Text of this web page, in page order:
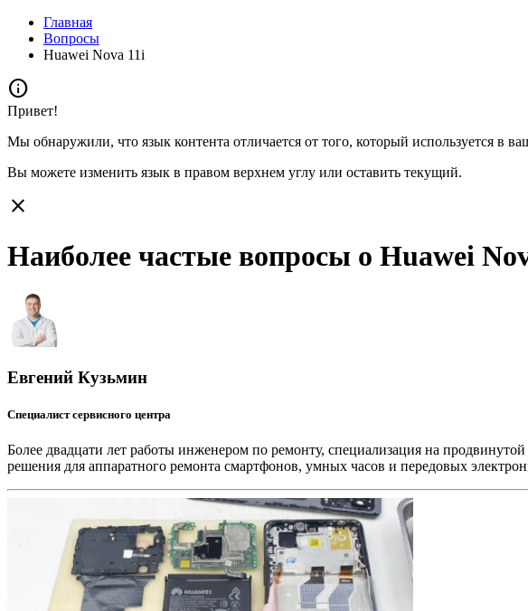
Главная
Вопросы
Huawei Nova 11i
info
Привет!
Мы обнаружили, что язык контента отличается от того, который используется в
Вы можете изменить язык в правом верхнем углу или оставить текущий.
close
Наиболее частые вопросы о Huawei
Евгений Кузьмин
Специалист сервисного центра
Более двадцати лет работы инженером по ремонту, специализация на
решения для аппаратного ремонта смартфонов, умных часов и передовых